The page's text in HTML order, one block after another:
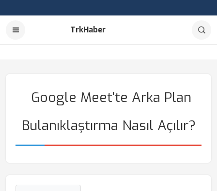
TrkHaber
Google Meet'te Arka Plan
Bulanıklaştırma Nasıl Açılır?